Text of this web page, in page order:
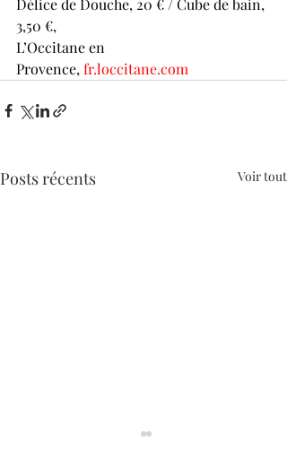
Délice de Douche, 20 € / Cube de bain,
3,50 €,
L’Occitane en
Provence,fr.loccitane.com
Posts récents Voir tout